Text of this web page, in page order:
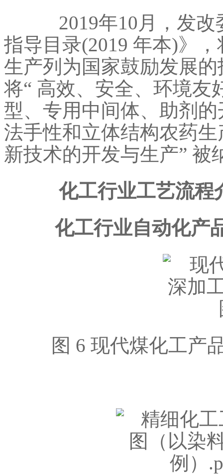
2019年10月，发改
指导目录(2019 年本)》
生产列为国家鼓励发展
将“ 高效、安全、环境友
型、专用中间体、助剂
法手性和立体结构农药
新技术的开发与生产” 被
化工行业工艺流程
化工行业自动化产
图 6 现代煤化工产